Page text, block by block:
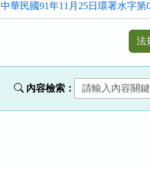
中華民國91年11月25日環署水字第
法
內容檢索：